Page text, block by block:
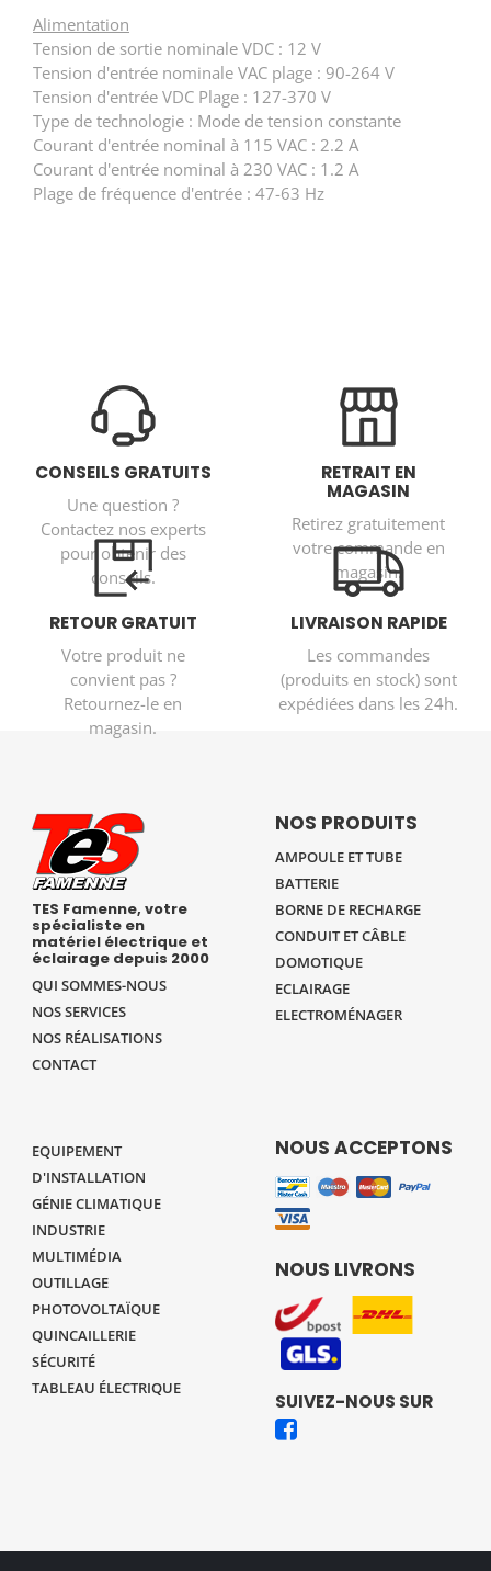
Alimentation
Tension de sortie nominale VDC : 12 V
Tension d'entrée nominale VAC plage : 90-264 V
Tension d'entrée VDC Plage : 127-370 V
Type de technologie : Mode de tension constante
Courant d'entrée nominal à 115 VAC : 2.2 A
Courant d'entrée nominal à 230 VAC : 1.2 A
Plage de fréquence d'entrée : 47-63 Hz
CONSEILS GRATUITS
Une question ?
Contactez nos experts
pour obtenir des
conseils.
RETRAIT EN
MAGASIN
Retirez gratuitement
votre commande en
magasin.
RETOUR GRATUIT
Votre produit ne
convient pas ?
Retournez-le en
magasin.
LIVRAISON RAPIDE
Les commandes
(produits en stock) sont
expédiées dans les 24h.
TES Famenne, votre
spécialiste en
matériel électrique et
éclairage depuis 2000
QUI SOMMES-NOUS
NOS SERVICES
NOS RÉALISATIONS
CONTACT
NOS PRODUITS
AMPOULE ET TUBE
BATTERIE
BORNE DE RECHARGE
CONDUIT ET CÂBLE
DOMOTIQUE
ECLAIRAGE
ELECTROMÉNAGER
EQUIPEMENT
D'INSTALLATION
GÉNIE CLIMATIQUE
INDUSTRIE
MULTIMÉDIA
OUTILLAGE
PHOTOVOLTAÏQUE
QUINCAILLERIE
SÉCURITÉ
TABLEAU ÉLECTRIQUE
NOUS ACCEPTONS
NOUS LIVRONS
SUIVEZ-NOUS SUR